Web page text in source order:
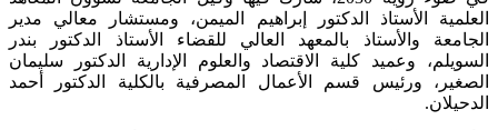
العلمية الأستاذ الدكتور إبراهيم الميمن، ومستشار معالي مدير
الجامعة والأستاذ بالمعهد العالي للقضاء الأستاذ الدكتور بندر
السويلم، وعميد كلية الاقتصاد والعلوم الإدارية الدكتور سليمان
الصغير، ورئيس قسم الأعمال المصرفية بالكلية الدكتور أحمد
الدحيلان.